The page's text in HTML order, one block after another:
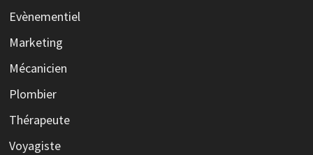
Evènementiel
Marketing
Mécanicien
Plombier
Thérapeute
Voyagiste